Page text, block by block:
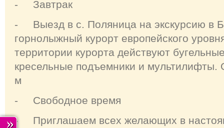
- Завтрак
- Выезд в с. Поляница на экскурсию в
горнолыжный курорт европейского
территории курорта действуют
кресельные подъемники и
м
- Свободное время
- Приглашаем всех желающих в